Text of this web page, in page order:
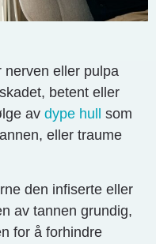
nerven eller pulpa
betent eller
av dype hull
som
eller traume
den infiserte eller
av tannen grundig,
for å forhindre